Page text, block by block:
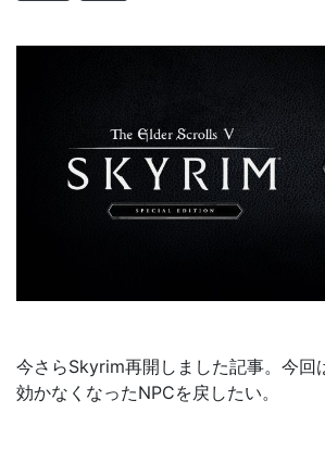
今さらSkyrim再開しました記事。今回
効かなくなったNPCを戻したい。